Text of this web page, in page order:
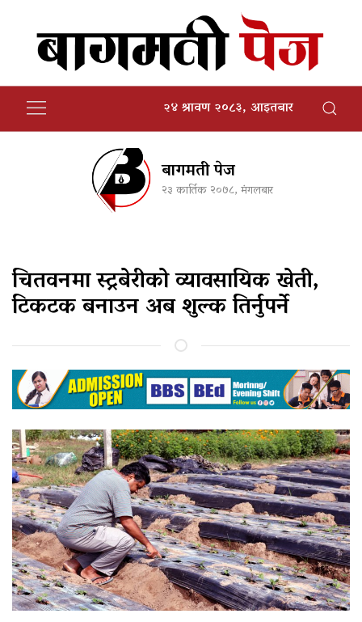
२४ श्रावण २०८३, आइतबार
बागमती पेज
२३ कार्तिक २०७८, मंगलबार
चितवनमा स्ट्रबेरीको व्यावसायिक खेती,
टिकटक बनाउन अब शुल्क तिर्नुपर्ने